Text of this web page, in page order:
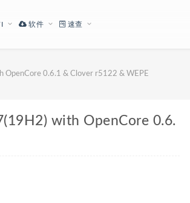
软件 速查
OpenCore 0.6.1 & Clover r5122 & WEPE
with OpenCore 0.6.